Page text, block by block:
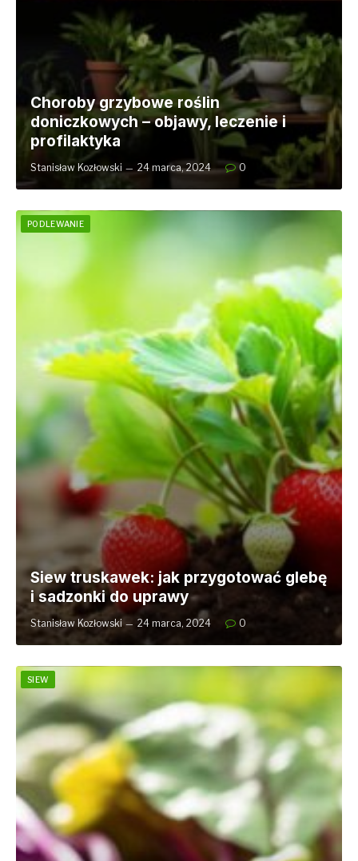
Choroby grzybowe roślin
doniczkowych – objawy, leczenie i
profilaktyka
Stanisław Kozłowski 24 marca, 2024 0
PODLEWANIE
Siew truskawek: jak przygotować glebę
i sadzonki do uprawy
Stanisław Kozłowski 24 marca, 2024 0
SIEW